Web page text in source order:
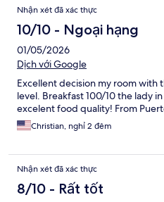
Nhận xét đã xác thực
10/10 - Ngoại hạng
01/05/2026
Dịch với Google
Excellent decision my room with
level. Breakfast 100/10 the lady
excelent food quality! From
Christian, nghỉ 2 đêm
Nhận xét đã xác thực
8/10 - Rất tốt